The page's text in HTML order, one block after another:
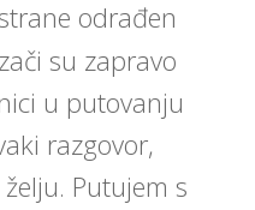
odrađen
su zapravo
u putovanju
razgovor,
Putujem s